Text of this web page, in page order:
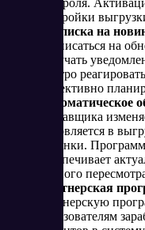
контроля.
настройки
Подписка на
подписаться на
получать
быстро
эффективно
Автоматическое
поставщика
обновляется в
наценки.
обеспечивает
ручного
Партнерская
партнерскую
пользователям